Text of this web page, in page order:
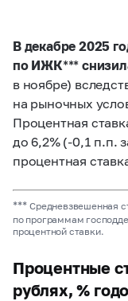
В декабре 2025
по ИЖК***
в ноябре)
на рыночных
Процентная
до 6,2% (-0,1 п.п.
процентная
***Средневзвешенная
по программам
процентной ставки.
Процентные
рублях, %